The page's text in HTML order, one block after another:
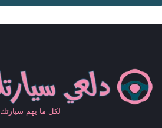
لكل ما يهم سيارتك